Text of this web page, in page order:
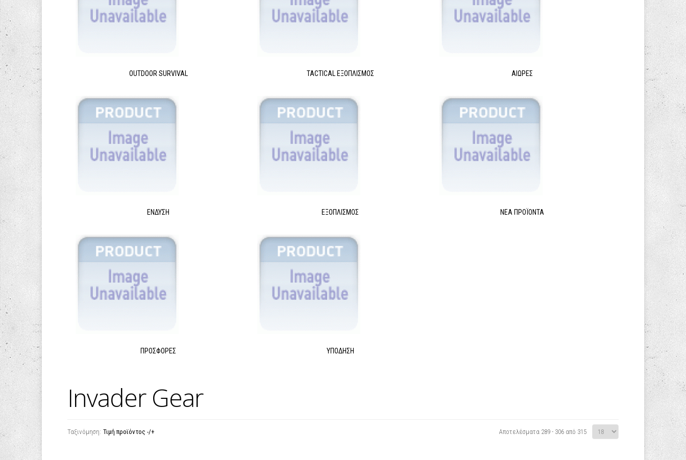
OUTDOOR SURVIVAL TACTICAL ΕΞΟΠΛΙΣΜΌΣ ΑΙΩΡΕΣ
ΈΝΔΥΣΗ ΕΞΟΠΛΙΣΜΌΣ ΝΈΑ ΠΡΟΪΌΝΤΑ
ΠΡΟΣΦΟΡΈΣ ΥΠΌΔΗΣΗ
Invader Gear
Ταξινόμηση: Τιμή προϊόντος -/+ Αποτελέσματα 289 - 306 από 315